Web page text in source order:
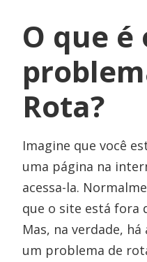
O que é
Rota?
Imagine que você
uma página na
acessa-la.
que o site está fora
Mas, na verdade,
um problema de